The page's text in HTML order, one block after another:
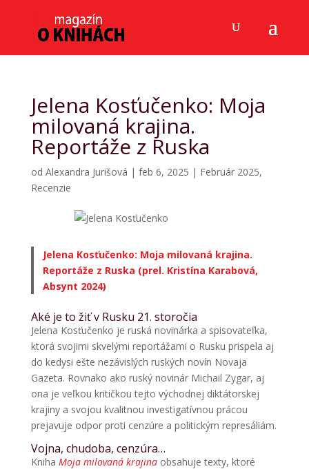
Jelena Kosťučenko: Moja
milovaná krajina.
Reportáže z Ruska
od Alexandra Jurišová | feb 6, 2025 | Február 2025,
Recenzie
Jelena Kosťučenko: Moja milovaná krajina.
Reportáže z Ruska (prel. Kristína Karabová,
Absynt 2024)
Aké je to žiť v Rusku 21. storočia
Jelena Kosťučenko je ruská novinárka a spisovateľka,
ktorá svojimi skvelými reportážami o Rusku prispela aj
do kedysi ešte nezávislých ruských novín Novaja
Gazeta. Rovnako ako ruský novinár Michail Zygar, aj
ona je veľkou kritičkou tejto východnej diktátorskej
krajiny a svojou kvalitnou investigatívnou prácou
prejavuje odpor proti cenzúre a politickým represáliám.
Vojna, chudoba, cenzúra…
Kniha Moja milovaná krajina obsahuje texty, ktoré